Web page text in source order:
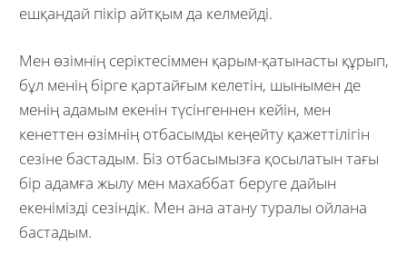
ешқандай пікір айтқым да келмейді.
Мен өзімнің серіктесіммен қарым-қатынасты құрып,
бұл менің бірге қартайғым келетін, шынымен де
менің адамым екенін түсінгеннен кейін, мен
кенеттен өзімнің отбасымды кеңейту қажеттілігін
сезіне бастадым. Біз отбасымызға қосылатын тағы
бір адамға жылу мен махаббат беруге дайын
екенімізді сезіндік. Мен ана атану туралы ойлана
бастадым.